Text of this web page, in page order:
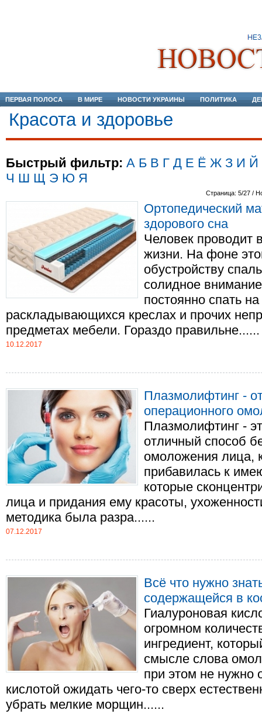
ПЕРВАЯ ПОЛОСА В МИРЕ НОВОСТИ УКРАИНЫ ПОЛИТИКА
Красота и здоровье
Быстрый фильтр: А Б В Г Д Е Ё Ж З И Й
Ч Ш Щ Э Ю Я
Страница: 5/27 /
Ортопедический
здорового сна
Человек проводит
жизни. На фоне
обустройству
солидное
постоянно спать
раскладывающихся креслах и прочих
предметах мебели. Гораздо правильне......
10.12.2017
Плазмолифтинг -
операционного
Плазмолифтинг -
отличный способ
омоложения лица,
прибавилась к
которые
лица и придания ему красоты,
методика была разра......
07.12.2017
Всё что нужно
содержащейся в
Гиалуроновая
огромном
ингредиент,
смысле слова
при этом не нужно
кислотой ожидать чего-то сверх
убрать мелкие морщин......